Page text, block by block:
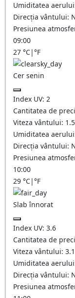
Umiditatea
Direcția vântului:
Presiunea
09:00
27 °C|°F
Cer senin
Index UV: 2
Cantitatea de
Viteza vântului: 1.5
Umiditatea
Direcția vântului:
Presiunea
10:00
29 °C|°F
Slab înnorat
Index UV: 3.6
Cantitatea de
Viteza vântului: 3.1
Umiditatea
Direcția vântului:
Presiunea